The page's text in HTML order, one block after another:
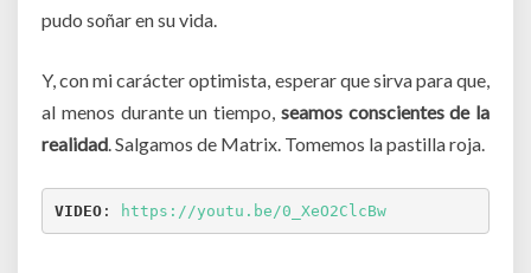
pudo soñar en su vida.
Y, con mi carácter optimista, esperar que sirva para que,
al menos durante un tiempo, seamos conscientes de la
realidad. Salgamos de Matrix. Tomemos la pastilla roja.
VIDEO: https://youtu.be/0_XeO2ClcBw